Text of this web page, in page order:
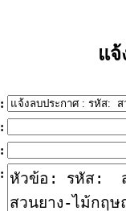
แจ้
:
:
:
: